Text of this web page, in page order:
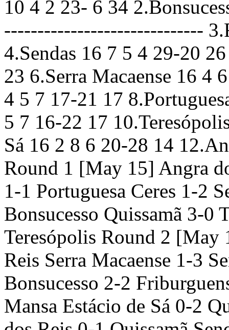
10 4 2 23- 6 34
------------------------------
4.Sendas 16 7 5 4 29-20
23 6.Serra Macaense 16 4
4 5 7 17-21 17
5 7 16-22 17
Sá 16 2 8 6 20-28 14
Round 1 [May 15] Angra
1-1 Portuguesa Ceres 1-2
Bonsucesso Quissamã 3-0
Teresópolis Round 2 [May
Reis Serra Macaense 1-3
Bonsucesso 2-2
Mansa Estácio de Sá 0-2